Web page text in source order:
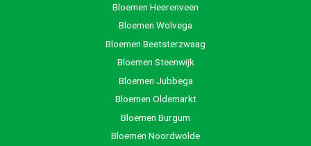
Bloemen Heerenveen
Bloemen Wolvega
Bloemen Beetsterzwaag
Bloemen Steenwijk
Bloemen Jubbega
Bloemen Oldemarkt
Bloemen Burgum
Bloemen Noordwolde